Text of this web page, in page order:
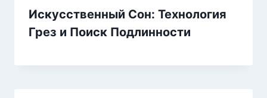
Искусственный Сон: Технология
Грез и Поиск Подлинности